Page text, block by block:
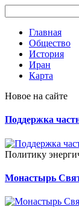
Главная
Общество
История
Иран
Карта
Новое на сайте
Поддержка
Политику
Монастырь